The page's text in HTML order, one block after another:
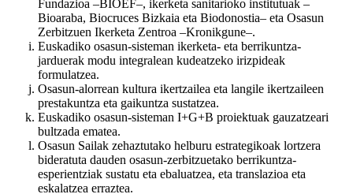
Fundazioa –BIOEF–, ikerketa sanitarioko institutuak –
Bioaraba, Biocruces Bizkaia eta Biodonostia– eta Osasun
Zerbitzuen Ikerketa Zentroa –Kronikgune–.
Euskadiko osasun-sisteman ikerketa- eta berrikuntza-
jarduerak modu integralean kudeatzeko irizpideak
formulatzea.
Osasun-alorrean kultura ikertzailea eta langile ikertzaileen
prestakuntza eta gaikuntza sustatzea.
Euskadiko osasun-sisteman I+G+B proiektuak gauzatzeari
bultzada ematea.
Osasun Sailak zehaztutako helburu estrategikoak lortzera
bideratuta dauden osasun-zerbitzuetako berrikuntza-
esperientziak sustatu eta ebaluatzea, eta translazioa eta
eskalatzea erraztea.